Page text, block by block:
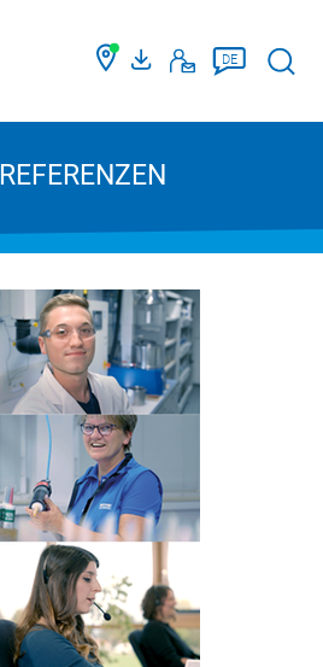
DE
REFERENZEN